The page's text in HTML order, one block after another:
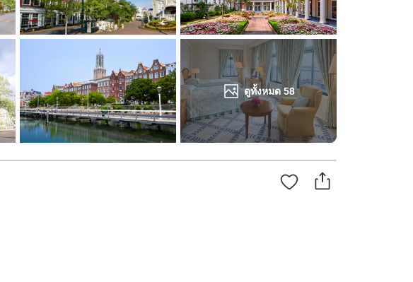
ดูทั้งหมด 58